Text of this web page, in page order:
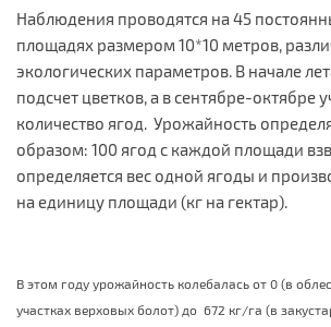
Наблюдения проводятся на 45
площадях размером 10*10 метров,
экологических параметров. В начале
подсчет цветков, а в сентябре-октябре
количество ягод. Урожайность
образом: 100 ягод с каждой площади
определяется вес одной ягоды и
на единицу площади (кг на гектар).
В этом году урожайность колебалась от 0 (в
участках верховых болот) до 672 кг/га (в